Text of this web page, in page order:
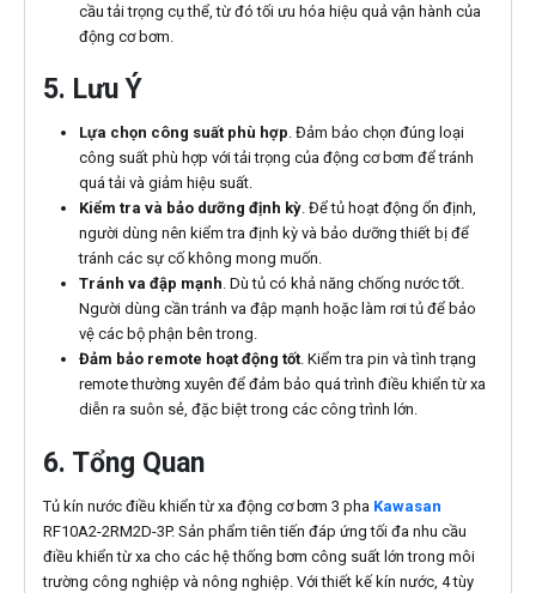
cầu tải trọng cụ thể, từ đó tối ưu hóa hiệu quả vận hành của
động cơ bơm.
5. Lưu Ý
Lựa chọn công suất phù hợp. Đảm bảo chọn đúng loại
công suất phù hợp với tải trọng của động cơ bơm để tránh
quá tải và giảm hiệu suất.
Kiểm tra và bảo dưỡng định kỳ. Để tủ hoạt động ổn định,
người dùng nên kiểm tra định kỳ và bảo dưỡng thiết bị để
tránh các sự cố không mong muốn.
Tránh va đập mạnh. Dù tủ có khả năng chống nước tốt.
Người dùng cần tránh va đập mạnh hoặc làm rơi tủ để bảo
vệ các bộ phận bên trong.
Đảm bảo remote hoạt động tốt. Kiểm tra pin và tình trạng
remote thường xuyên để đảm bảo quá trình điều khiển từ xa
diễn ra suôn sẻ, đặc biệt trong các công trình lớn.
6. Tổng Quan
Tủ kín nước điều khiển từ xa động cơ bơm 3 pha Kawasan
RF10A2-2RM2D-3P. Sản phẩm tiên tiến đáp ứng tối đa nhu cầu
điều khiển từ xa cho các hệ thống bơm công suất lớn trong môi
trường công nghiệp và nông nghiệp. Với thiết kế kín nước, 4 tùy